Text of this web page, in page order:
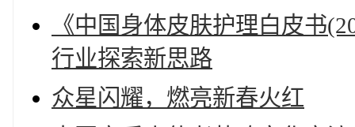
《中国身体皮肤护理白皮书
行业探索新思路
众星闪耀，燃亮新春火红